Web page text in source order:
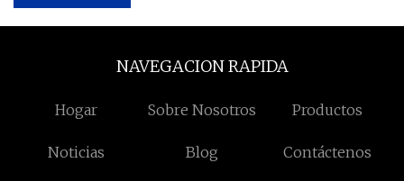
NAVEGACION RAPIDA
Hogar Sobre Nosotros Productos
Noticias Blog Contáctenos